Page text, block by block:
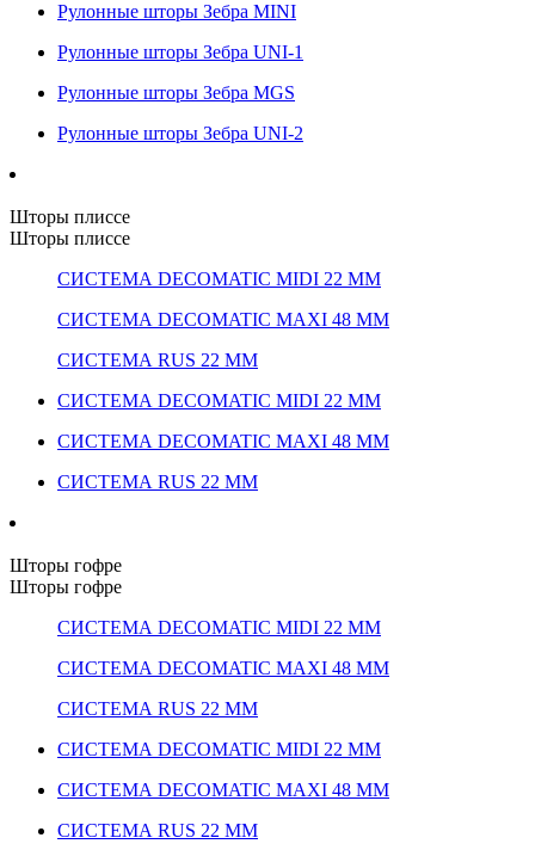
Рулонные шторы Зебра MINI
Рулонные шторы Зебра UNI-1
Рулонные шторы Зебра MGS
Рулонные шторы Зебра UNI-2
Шторы плиссе
Шторы плиссе
СИСТЕМА DECOMATIC MIDI 22 ММ
СИСТЕМА DECOMATIC MAXI 48 ММ
СИСТЕМА RUS 22 ММ
СИСТЕМА DECOMATIC MIDI 22 ММ
СИСТЕМА DECOMATIC MAXI 48 ММ
СИСТЕМА RUS 22 ММ
Шторы гофре
Шторы гофре
СИСТЕМА DECOMATIC MIDI 22 ММ
СИСТЕМА DECOMATIC MAXI 48 ММ
СИСТЕМА RUS 22 ММ
СИСТЕМА DECOMATIC MIDI 22 ММ
СИСТЕМА DECOMATIC MAXI 48 ММ
СИСТЕМА RUS 22 ММ